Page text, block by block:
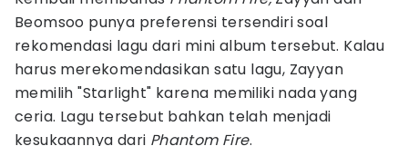
Beomsoo punya preferensi tersendiri soal
rekomendasi lagu dari mini album tersebut. Kalau
harus merekomendasikan satu lagu, Zayyan
memilih "Starlight" karena memiliki nada yang
ceria. Lagu tersebut bahkan telah menjadi
kesukaannya dari Phantom Fire.